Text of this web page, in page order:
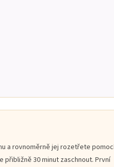
a rovnoměrně jej rozetřete
přibližně 30 minut zaschnout. První